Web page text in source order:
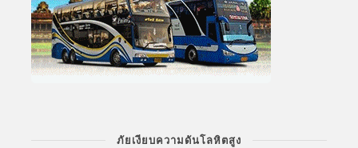
ภัยเงียบความดันโลหิตสูง